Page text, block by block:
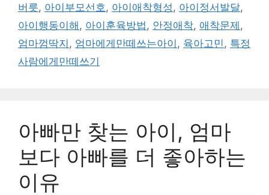
버릇, 아이부모선호 , 아이애착형성 , 아이정서발달,
아이행동이해 , 아이훈육방법 , 안정애착, 애착문제 ,
엄마껌딱지 , 엄마에게만떼쓰는아이 , 육아고민 , 특정
사람에게만떼쓰기
아빠만 찾는 아이, 엄마
보다 아빠를 더 좋아하는
이유